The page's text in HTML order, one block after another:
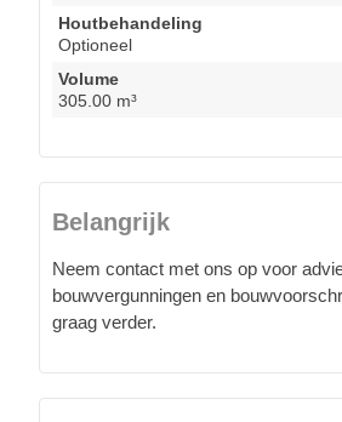
Houtbehandeling
Optioneel
Volume
305.00 m³
Belangrijk
Neem contact met ons op voor
bouwvergunningen en
graag verder.